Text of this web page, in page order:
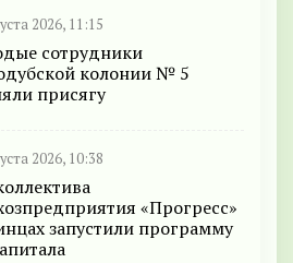
2026, 11:15
сотрудники
колонии № 5
присягу
2026, 10:38
«Прогресс»
запустили программу